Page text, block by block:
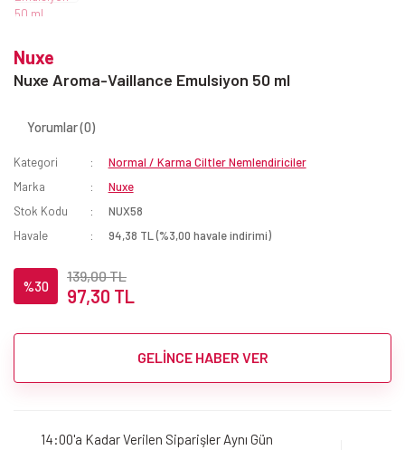
Nuxe
Nuxe Aroma-Vaillance Emulsiyon 50 ml
Yorumlar (0)
Kategori
Normal / Karma Ciltler Nemlendiriciler
Marka
Nuxe
Stok Kodu
NUX58
Havale
94,38 TL (%3,00 havale indirimi)
%30
139,00 TL
97,30 TL
GELİNCE HABER VER
14:00'a Kadar Verilen Siparişler Aynı Gün